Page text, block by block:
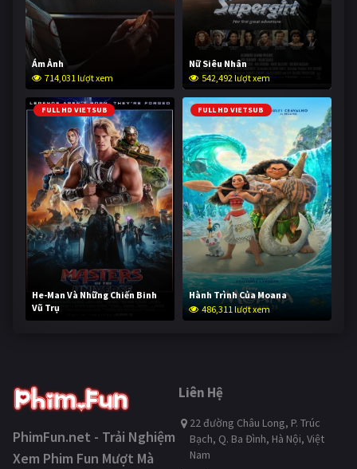
Ám Ảnh
714,031 lượt xem
Nữ Siêu Nhân
542,492 lượt xem
FULL HD VIETSUB
He-Man Và Những Chiến Binh
Vũ Trụ
234,429 lượt xem
FULL HD VIETSUB
Hành Trình Của Moana
486,311 lượt xem
PhimFun.net - Trải Nghiệm
Xem Phim Fun Mượt Mà
Liên Hệ
22 đường Châu Long, P. Trúc
Bạch, Q. Ba Đình, Hà Nội, Việt
Nam